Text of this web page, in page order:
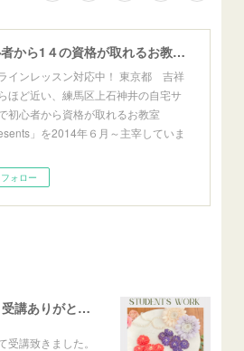
初心者から1４の資格が取れるお教室「Presents」東京自宅サロン＆オンライン
インレッスン対応中！ 東京都 吉祥
ほど近い、練馬区上石神井の自宅サ
初心者から資格が取れるお教室
」を2014年６月～主宰していま
フォロー
（レポ）一目惚れで、受講ありがとうございます🙏
講致きました。